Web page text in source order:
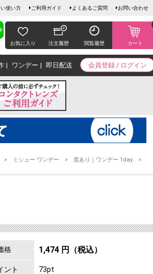
使い方 ご利用ガイド よくあるご質問 お問い合わせ
お気に入り 注文履歴 閲覧履歴 カート
会員登録 / ログイン
ワンデー 即日配送
ミシュー ワンデー
度あり｜ワンデー 1day
格 1,474 円（税込）
ント 73pt